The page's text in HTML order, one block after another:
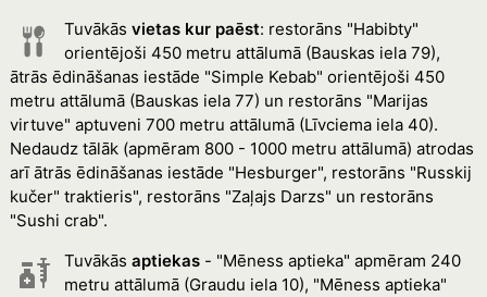
Tuvākās vietas kur paēst: restorāns "Habibty"
orientējoši 450 metru attālumā (Bauskas iela 79),
ātrās ēdināšanas iestāde "Simple Kebab" orientējoši 450
metru attālumā (Bauskas iela 77) un restorāns "Marijas
virtuve" aptuveni 700 metru attālumā (Līvciema iela 40).
Nedaudz tālāk (apmēram 800 - 1000 metru attālumā) atrodas
arī ātrās ēdināšanas iestāde "Hesburger", restorāns "Russkij
kučer" traktieris", restorāns "Zaļajs Darzs" un restorāns
"Sushi crab".
Tuvākās aptiekas- "Mēness aptieka" apmēram 240
metru attālumā (Graudu iela 10), "Mēness aptieka"